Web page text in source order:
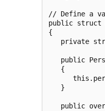
// Define a
public struct
{
private
public
   {
   }
public